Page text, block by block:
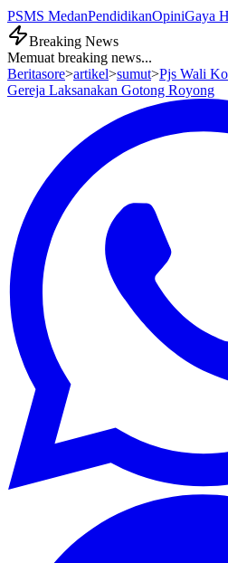
PSMS MedanPendidikanOpiniGaya
Breaking News
Memuat breaking news...
Beritasore>artikel>sumut>Pjs Wali
Gereja Laksanakan Gotong Royong